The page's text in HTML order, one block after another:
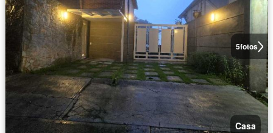
5fotos
Casa